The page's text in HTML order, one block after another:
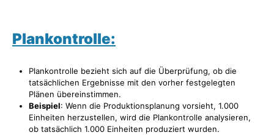
Plankontrolle:
Plankontrolle bezieht sich auf die Überprüfung, ob die
tatsächlichen Ergebnisse mit den vorher festgelegten
Plänen übereinstimmen.
Beispiel: Wenn die Produktionsplanung vorsieht, 1.000
Einheiten herzustellen, wird die Plankontrolle analysieren,
ob tatsächlich 1.000 Einheiten produziert wurden.